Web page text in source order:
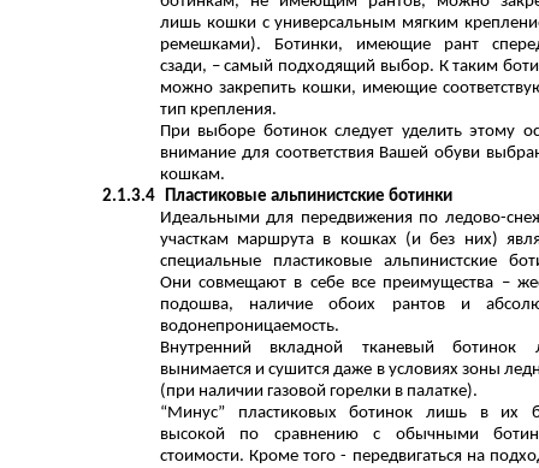
лишь кошки с универсальным мягким
ремешками). Ботинки, имеющие рант
сзади, – самый подходящий выбор. К таким
можно закрепить кошки, имеющие
тип крепления.
При выборе ботинок следует уделить этому
внимание для соответствия Вашей обуви
кошкам.
2.1.3.4 Пластиковые альпинистские ботинки
Идеальными для передвижения по ледово-
участкам маршрута в кошках (и без них)
специальные пластиковые альпинистские
Они совмещают в себе все преимущества –
подошва, наличие обоих рантов и
водонепроницаемость.
Внутренний вкладной тканевый ботинок
вынимается и сушится даже в условиях зоны
(при наличии газовой горелки в палатке).
“Минус” пластиковых ботинок лишь в их
высокой по сравнению с обычными
стоимости. Кроме того - передвигаться на